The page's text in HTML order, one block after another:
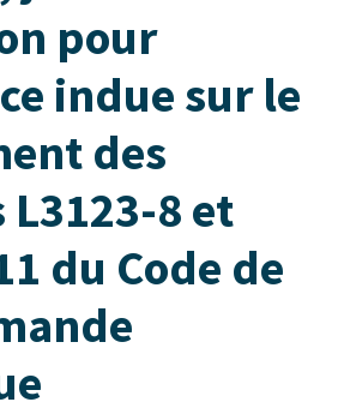
pour
indue sur le
des
8 et
du Code de